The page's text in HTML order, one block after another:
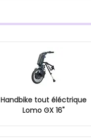
Handbike tout éléctrique
Lomo GX 16"